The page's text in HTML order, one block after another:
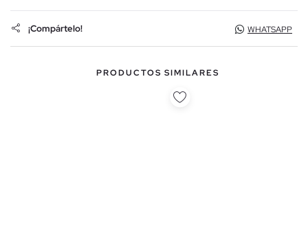
¡Compártelo! WHATSAPP
PRODUCTOS SIMILARES